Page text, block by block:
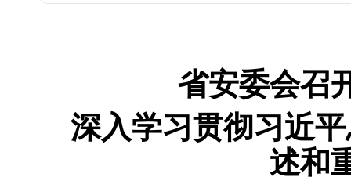
省安委会召
深入学习贯彻习近
述和